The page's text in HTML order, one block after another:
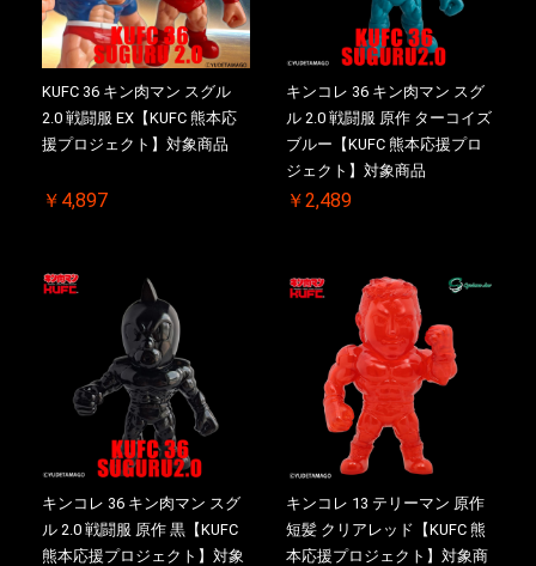
KUFC 36 キン肉マン スグル
2.0 戦闘服 EX【KUFC 熊本応
援プロジェクト】対象商品
￥4,897
キンコレ 36 キン肉マン スグ
ル 2.0 戦闘服 原作 ターコイズ
ブルー【KUFC 熊本応援プロ
ジェクト】対象商品
￥2,489
キンコレ 36 キン肉マン スグ
ル 2.0 戦闘服 原作 黒【KUFC
熊本応援プロジェクト】対象
キンコレ 13 テリーマン 原作
短髪 クリアレッド【KUFC 熊
本応援プロジェクト】対象商